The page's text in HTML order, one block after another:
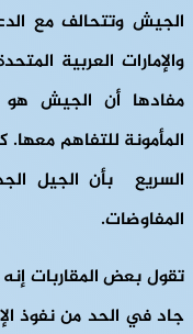
الجيش وتتحالف مع
والإمارات العربية
مفادها أن الجيش هو
المأمونة للتفاهم معها.
السريع بأن الجيل
المفاوضات.
تقول بعض المقاربات
جاد في الحد من نفوذ